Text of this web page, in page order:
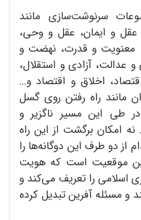
سرنوشت‌سازی مانند
عقل و ایمان، عقل و وحی،
معنویت و قدرت، نهضت و
عدالت، آزادی و استقلال،
اخلاق و اقتصاد و...
مانند راه رفتن روی گسل
طی این مسیر ناگزیر و
امکان برگشت از این راه
از دو طرف این دوگانه‌ها را
این موقعیت است که هویت
اسلامی را تعریف می‌کند و
و مسئله آفرین تبدیل کرده